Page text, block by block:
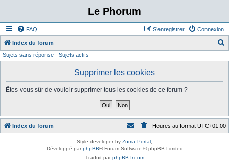
Le Phorum
FAQ Connexion
S’enregistrer
Index du forum
c
h
Sujets sans réponse Sujets actifs
Supprimer les cookies
Êtes-vous sûr de vouloir supprimer tous les cookies de ce forum ?
Index du forum Heures au format UTC+01:00
Style developer by Zuma Portal
Développé parphpBB® Forum Software © phpBB Limited
Traduit parphpBB-fr.com